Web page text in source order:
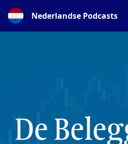
Nederlandse Podcasts